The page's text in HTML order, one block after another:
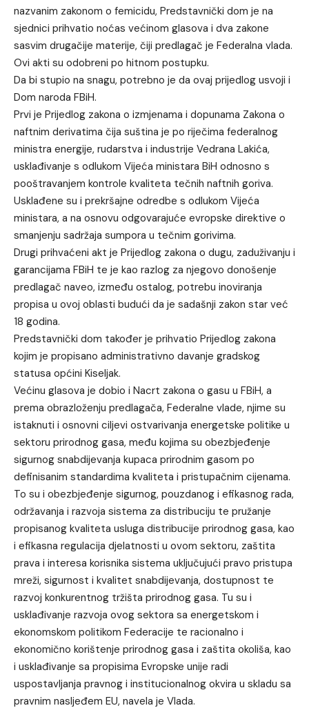
nazvanim zakonom o femicidu, Predstavnički dom je na
sjednici prihvatio noćas većinom glasova i dva zakone
sasvim drugačije materije, čiji predlagač je Federalna vlada.
Ovi akti su odobreni po hitnom postupku.
Da bi stupio na snagu, potrebno je da ovaj prijedlog usvoji i
Dom naroda FBiH.
Prvi je Prijedlog zakona o izmjenama i dopunama Zakona o
naftnim derivatima čija suština je po riječima federalnog
ministra energije, rudarstva i industrije Vedrana Lakića,
usklađivanje s odlukom Vijeća ministara BiH odnosno s
pooštravanjem kontrole kvaliteta tečnih naftnih goriva.
Usklađene su i prekršajne odredbe s odlukom Vijeća
ministara, a na osnovu odgovarajuće evropske direktive o
smanjenju sadržaja sumpora u tečnim gorivima.
Drugi prihvaćeni akt je Prijedlog zakona o dugu, zaduživanju i
garancijama FBiH te je kao razlog za njegovo donošenje
predlagač naveo, između ostalog, potrebu inoviranja
propisa u ovoj oblasti budući da je sadašnji zakon star već
18 godina.
Predstavnički dom također je prihvatio Prijedlog zakona
kojim je propisano administrativno davanje gradskog
statusa općini Kiseljak.
Većinu glasova je dobio i Nacrt zakona o gasu u FBiH, a
prema obrazloženju predlagača, Federalne vlade, njime su
istaknuti i osnovni ciljevi ostvarivanja energetske politike u
sektoru prirodnog gasa, među kojima su obezbjeđenje
sigurnog snabdijevanja kupaca prirodnim gasom po
definisanim standardima kvaliteta i pristupačnim cijenama.
To su i obezbjeđenje sigurnog, pouzdanog i efikasnog rada,
održavanja i razvoja sistema za distribuciju te pružanje
propisanog kvaliteta usluga distribucije prirodnog gasa, kao
i efikasna regulacija djelatnosti u ovom sektoru, zaštita
prava i interesa korisnika sistema uključujući pravo pristupa
mreži, sigurnost i kvalitet snabdijevanja, dostupnost te
razvoj konkurentnog tržišta prirodnog gasa. Tu su i
usklađivanje razvoja ovog sektora sa energetskom i
ekonomskom politikom Federacije te racionalno i
ekonomično korištenje prirodnog gasa i zaštita okoliša, kao
i usklađivanje sa propisima Evropske unije radi
uspostavljanja pravnog i institucionalnog okvira u skladu sa
pravnim nasljeđem EU, navela je Vlada.